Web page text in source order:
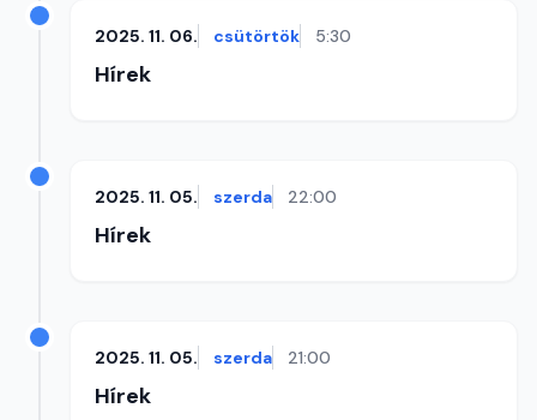
2025. 11. 06. csütörtök 5:30
Hírek
2025. 11. 05. szerda 22:00
Hírek
2025. 11. 05. szerda 21:00
Hírek